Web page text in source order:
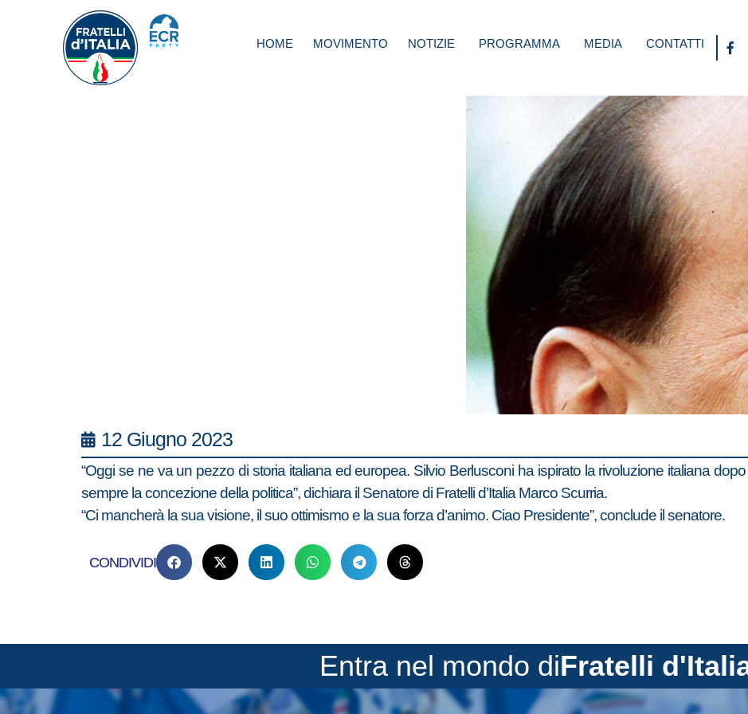
HOME MOVIMENTO NOTIZIE PROGRAMMA MEDIA CONTATTI
12 Giugno 2023
“Oggi se ne va un pezzo di storia italiana ed europea. Silvio Berlusconi ha ispirato la rivoluzione italiana
sempre la concezione della politica”, dichiara il Senatore di Fratelli d’Italia Marco Scurria.
“Ci mancherà la sua visione, il suo ottimismo e la sua forza d’animo. Ciao Presidente”, conclude il senatore.
CONDIVIDI
Entra nel mondo diFratelli